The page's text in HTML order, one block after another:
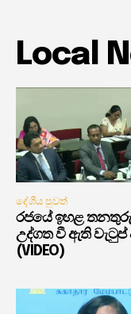
Local
දේශීය පුවත්
රජයේ ඉහළ
උද්ගත වී ඇති වැටුප්
(VIDEO)